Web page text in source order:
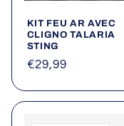
KIT FEU AR AVEC
CLIGNO TALARIA
STING
Normaler
€29,99